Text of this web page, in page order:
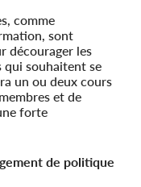
comme
sont
décourager les
qui souhaitent se
un ou deux cours
et de
forte
de politique